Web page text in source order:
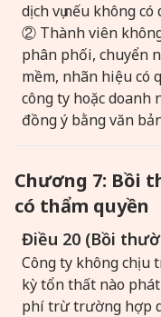
dịch vụ nếu không
② Thành viên
phân phối, chuyển
mềm, nhãn hiệu có
công ty hoặc doanh
đồng ý bằng văn
Chương 7: Bồi
có thẩm quyền
Điều 20 (Bồi
Công ty không chịu
kỳ tổn thất nào
phí trừ trường hợp